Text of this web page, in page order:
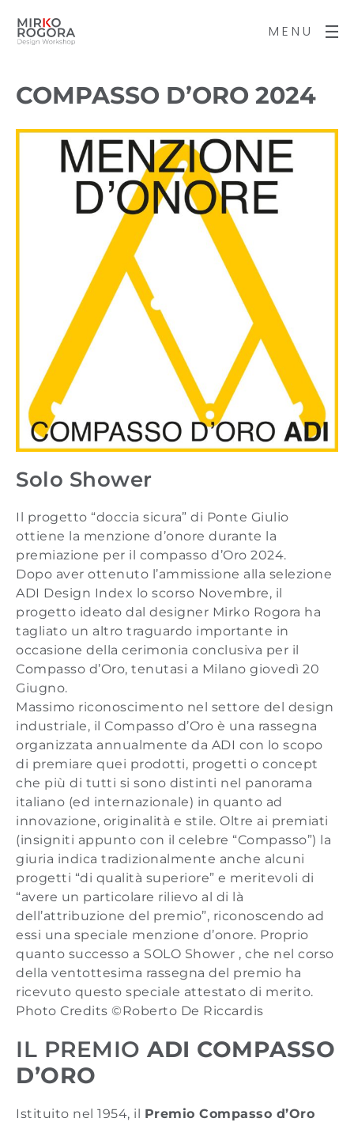
MENU
COMPASSO D’ORO 2024
Solo Shower
Il progetto “doccia sicura” di Ponte Giulio
ottiene la menzione d’onore durante la
premiazione per il compasso d’Oro 2024.
Dopo aver ottenuto l’ammissione alla selezione
ADI Design Index lo scorso Novembre, il
progetto ideato dal designer Mirko Rogora ha
tagliato un altro traguardo importante in
occasione della cerimonia conclusiva per il
Compasso d’Oro, tenutasi a Milano giovedì 20
Giugno.
Massimo riconoscimento nel settore del design
industriale, il Compasso d’Oro è una rassegna
organizzata annualmente da ADI con lo scopo
di premiare quei prodotti, progetti o concept
che più di tutti si sono distinti nel panorama
italiano (ed internazionale) in quanto ad
innovazione, originalità e stile. Oltre ai premiati
(insigniti appunto con il celebre “Compasso”) la
giuria indica tradizionalmente anche alcuni
progetti “di qualità superiore” e meritevoli di
“avere un particolare rilievo al di là
dell’attribuzione del premio”, riconoscendo ad
essi una speciale menzione d’onore. Proprio
quanto successo a SOLO Shower , che nel corso
della ventottesima rassegna del premio ha
ricevuto questo speciale attestato di merito.
Photo Credits ©Roberto De Riccardis
IL PREMIO ADI COMPASSO
D’ORO
Istituito nel 1954, il Premio Compasso d’Oro